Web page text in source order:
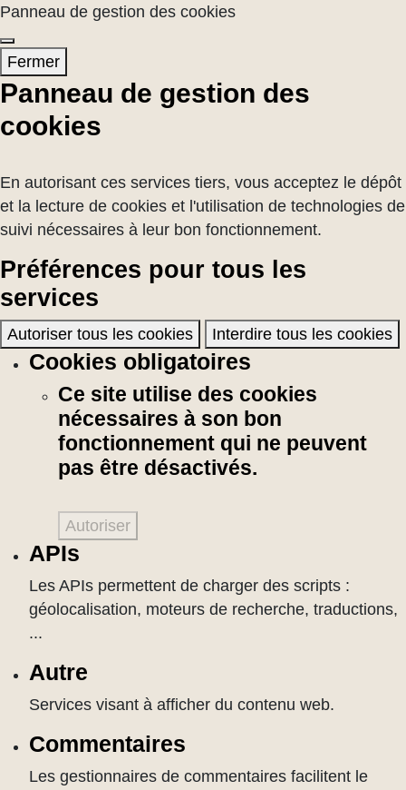
Panneau de gestion des cookies
Fermer
Panneau de gestion des
cookies
En autorisant ces services tiers, vous acceptez le dépôt
et la lecture de cookies et l'utilisation de technologies de
suivi nécessaires à leur bon fonctionnement.
Préférences pour tous les
services
Autoriser tous les cookies Interdire tous les cookies
Cookies obligatoires
Ce site utilise des cookies
nécessaires à son bon
fonctionnement qui ne peuvent
pas être désactivés.
Autoriser
APIs
Les APIs permettent de charger des scripts :
géolocalisation, moteurs de recherche, traductions,
...
Autre
Services visant à afficher du contenu web.
Commentaires
Les gestionnaires de commentaires facilitent le